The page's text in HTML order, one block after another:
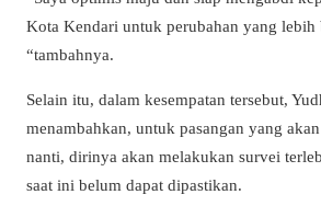
Kota Kendari untuk perubahan yang lebih
“tambahnya.
Selain itu, dalam kesempatan tersebut,
menambahkan, untuk pasangan yang
nanti, dirinya akan melakukan survei
saat ini belum dapat dipastikan.